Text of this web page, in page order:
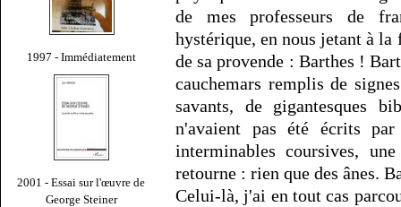
1997 - Immédiatement
2001 - Essai sur l'œuvre de
George Steiner
de mes professeurs de
hystérique, en nous jetant à la
de sa provende : Barthes !
cauchemars remplis de
savants, de gigantesques
n'avaient pas été écrits
interminables coursives,
retourne : rien que des ânes.
Celui-là, j'ai en tout cas